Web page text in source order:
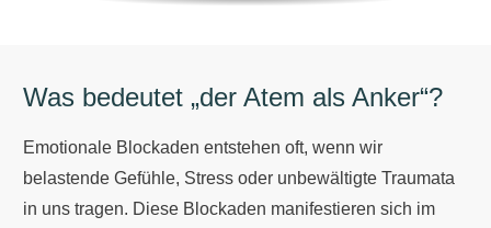
Was bedeutet „der Atem als Anker“?
Emotionale Blockaden entstehen oft, wenn wir
belastende Gefühle, Stress oder unbewältigte Traumata
in uns tragen. Diese Blockaden manifestieren sich im